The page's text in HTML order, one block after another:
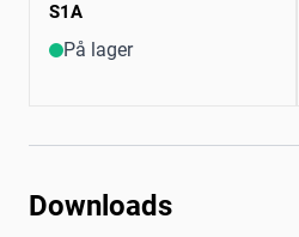
S1A
På lager
Downloads